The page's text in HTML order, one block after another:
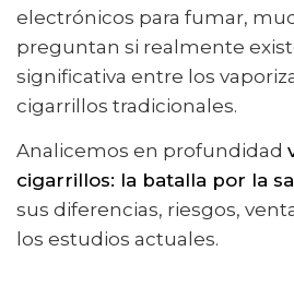
electrónicos para fumar,
preguntan si realmente
significativa entre los
cigarrillos tradicionales.
Analicemos en profundidad
cigarrillos: la batalla por la
sus diferencias, riesgos,
los estudios actuales.